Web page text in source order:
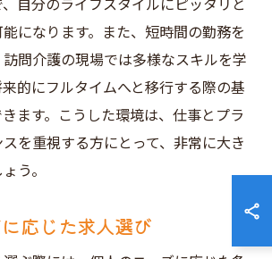
自分のライフスタイルにピッタリと
になります。また、短時間の勤務を
問介護の現場では多様なスキルを学
的にフルタイムへと移行する際の基
ます。こうした環境は、仕事とプラ
を重視する方にとって、非常に大き
う。
応じた求人選び